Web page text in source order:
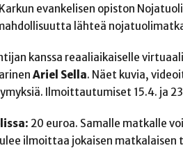
evankelisen opiston
lähteä
kanssa reaaliaikaiselle
Ariel Sella. Näet kuvia,
Ilmoittautumiset 15.4. ja
20 euroa. Samalle matkalle
ilmoittaa jokaisen matkalaisen